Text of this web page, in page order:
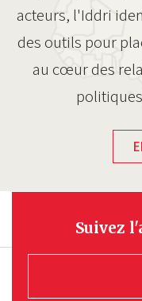
acteurs, l'Iddri
des outils pour
au cœur des
Suivez